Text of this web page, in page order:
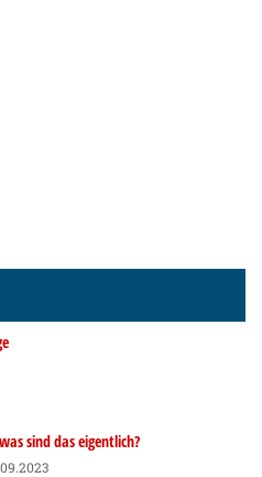
sind das eigentlich?